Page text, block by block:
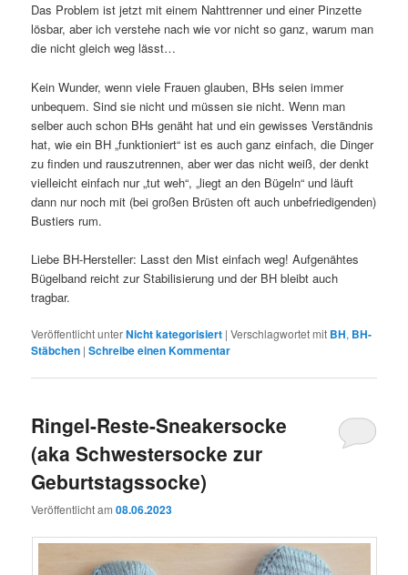
Das Problem ist jetzt mit einem Nahttrenner und einer Pinzette
lösbar, aber ich verstehe nach wie vor nicht so ganz, warum man
die nicht gleich weg lässt…
Kein Wunder, wenn viele Frauen glauben, BHs seien immer
unbequem. Sind sie nicht und müssen sie nicht. Wenn man
selber auch schon BHs genäht hat und ein gewisses Verständnis
hat, wie ein BH „funktioniert“ ist es auch ganz einfach, die Dinger
zu finden und rauszutrennen, aber wer das nicht weiß, der denkt
vielleicht einfach nur „tut weh“, „liegt an den Bügeln“ und läuft
dann nur noch mit (bei großen Brüsten oft auch unbefriedigenden)
Bustiers rum.
Liebe BH-Hersteller: Lasst den Mist einfach weg! Aufgenähtes
Bügelband reicht zur Stabilisierung und der BH bleibt auch
tragbar.
Veröffentlicht unterNicht kategorisiert |Verschlagwortet mit BH, BH-
Stäbchen |Schreibe einen Kommentar
Ringel-Reste-Sneakersocke
(aka Schwestersocke zur
Geburtstagssocke)
Veröffentlicht am08.06.2023